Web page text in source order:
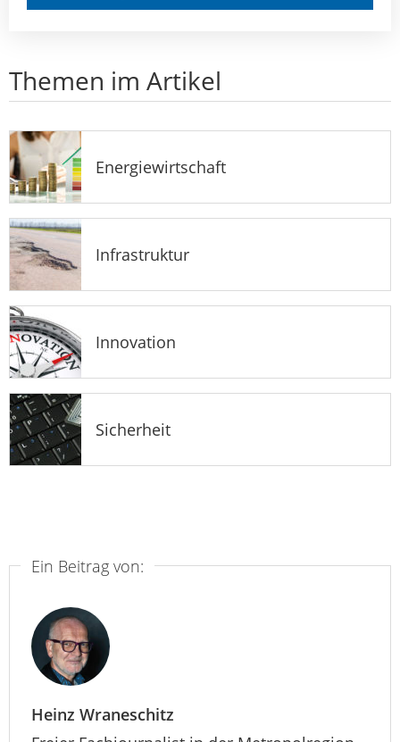
Themen im Artikel
Energiewirtschaft
Infrastruktur
Innovation
Sicherheit
Ein Beitrag von:
Heinz Wraneschitz